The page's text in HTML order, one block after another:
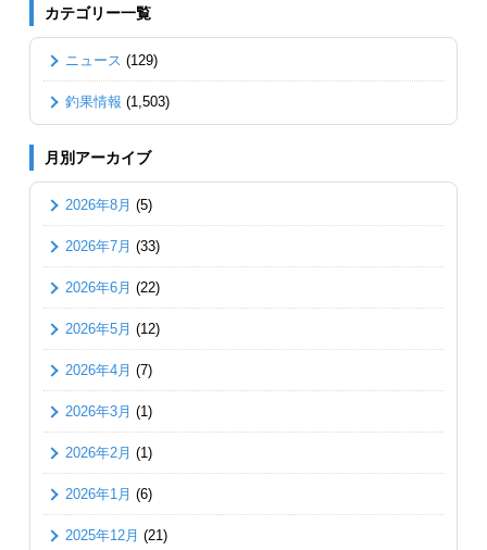
カテゴリー一覧
ニュース (129)
釣果情報 (1,503)
月別アーカイブ
2026年8月 (5)
2026年7月 (33)
2026年6月 (22)
2026年5月 (12)
2026年4月 (7)
2026年3月 (1)
2026年2月 (1)
2026年1月 (6)
2025年12月 (21)